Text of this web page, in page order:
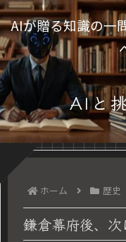
AIが贈る知識の一
AIと
ホーム 歴史
鎌倉幕府後、